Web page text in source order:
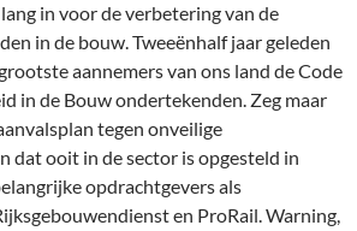
in voor de verbetering van de
in de bouw. Tweeënhalf jaar geleden
aannemers van ons land de Code
in de Bouw ondertekenden. Zeg maar
tegen onveilige
dat ooit in de sector is opgesteld in
opdrachtgevers als
en ProRail. Warning,